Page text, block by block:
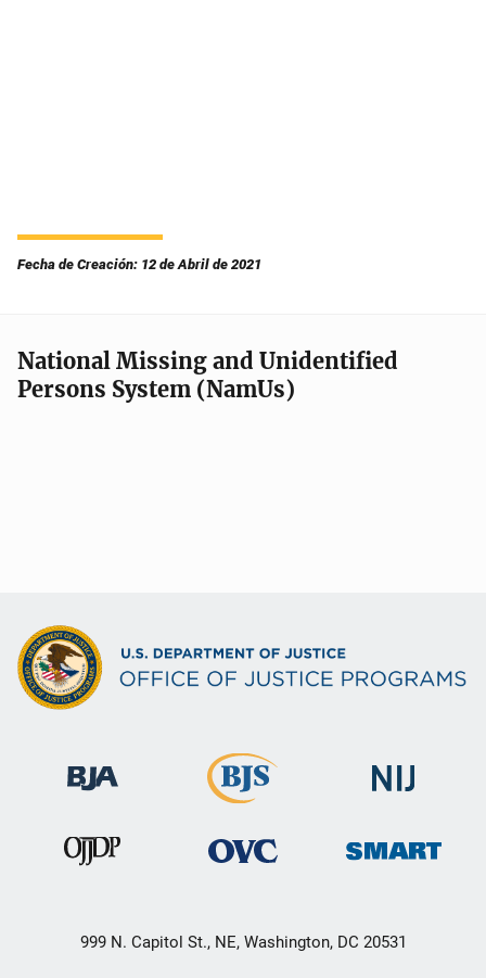
Fecha de Creación: 12 de Abril de 2021
National Missing and Unidentified
Persons System (NamUs)
999 N. Capitol St., NE, Washington, DC 20531